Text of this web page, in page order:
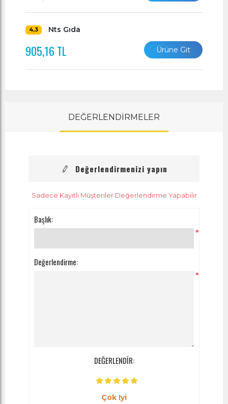
4,3 Nts Gıda
905,16 TL Ürüne Git
DEĞERLENDİRMELER
Değerlendirmenizi yapın
Sadece Kayıtlı Müşteriler Değerlendirme Yapabilir
Başlık:
*
Değerlendirme:
*
DEĞERLENDİR:
Çok Iyi